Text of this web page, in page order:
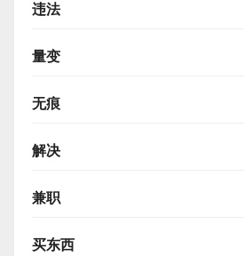
违法
量变
无痕
解决
兼职
买东西